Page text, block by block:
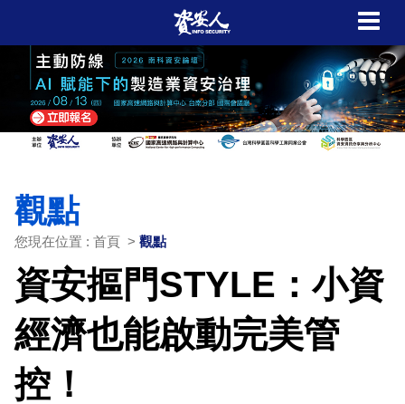
觀點
您現在位置 : 首頁 > 觀點
資安摳門STYLE：小資
經濟也能啟動完美管
控！